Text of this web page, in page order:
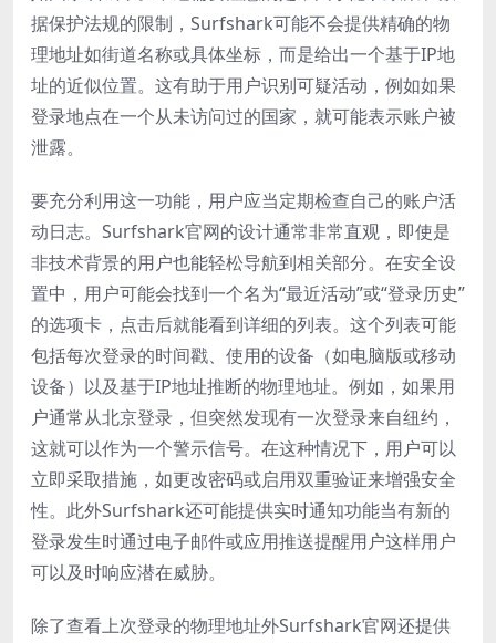
据保护法规的限制，Surfshark可能不会提供精确的物
理地址如街道名称或具体坐标，而是给出一个基于IP地
址的近似位置。这有助于用户识别可疑活动，例如如果
登录地点在一个从未访问过的国家，就可能表示账户被
泄露。
要充分利用这一功能，用户应当定期检查自己的账户活
动日志。Surfshark官网的设计通常非常直观，即使是
非技术背景的用户也能轻松导航到相关部分。在安全设
置中，用户可能会找到一个名为“最近活动”或“登录历史”
的选项卡，点击后就能看到详细的列表。这个列表可能
包括每次登录的时间戳、使用的设备（如电脑版或移动
设备）以及基于IP地址推断的物理地址。例如，如果用
户通常从北京登录，但突然发现有一次登录来自纽约，
这就可以作为一个警示信号。在这种情况下，用户可以
立即采取措施，如更改密码或启用双重验证来增强安全
性。此外Surfshark还可能提供实时通知功能当有新的
登录发生时通过电子邮件或应用推送提醒用户这样用户
可以及时响应潜在威胁。
除了查看上次登录的物理地址外Surfshark官网还提供